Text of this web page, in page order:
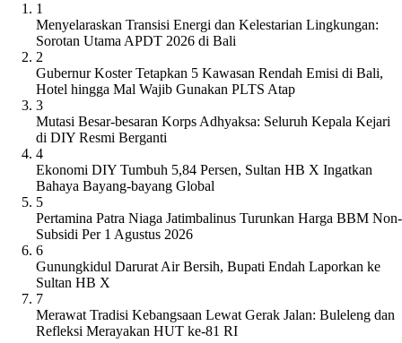
1
Menyelaraskan Transisi Energi dan Kelestarian Lingkungan:
Sorotan Utama APDT 2026 di Bali
2
Gubernur Koster Tetapkan 5 Kawasan Rendah Emisi di Bali,
Hotel hingga Mal Wajib Gunakan PLTS Atap
3
Mutasi Besar-besaran Korps Adhyaksa: Seluruh Kepala Kejari
di DIY Resmi Berganti
4
Ekonomi DIY Tumbuh 5,84 Persen, Sultan HB X Ingatkan
Bahaya Bayang-bayang Global
5
Pertamina Patra Niaga Jatimbalinus Turunkan Harga BBM Non-
Subsidi Per 1 Agustus 2026
6
Gunungkidul Darurat Air Bersih, Bupati Endah Laporkan ke
Sultan HB X
7
Merawat Tradisi Kebangsaan Lewat Gerak Jalan: Buleleng dan
Refleksi Merayakan HUT ke-81 RI